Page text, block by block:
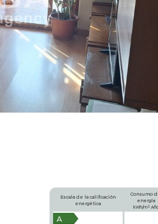
Escala de la calificación
energética
Consumo
energía
kWh/m2Año
A